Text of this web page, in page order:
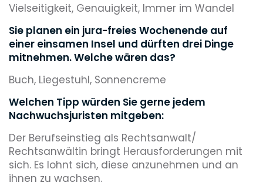
Vielseitigkeit, Genauigkeit, Immer im Wandel
Sie planen ein jura-freies Wochenende auf
einer einsamen Insel und dürften drei Dinge
mitnehmen. Welche wären das?
Buch, Liegestuhl, Sonnencreme
Welchen Tipp würden Sie gerne jedem
Nachwuchsjuristen mitgeben:
Der Berufseinstieg als Rechtsanwalt/
Rechtsanwältin bringt Herausforderungen mit
sich. Es lohnt sich, diese anzunehmen und an
ihnen zu wachsen.